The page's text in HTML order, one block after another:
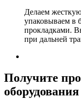
Делаем
упаковываем в
прокладками.
при дальней
Получите